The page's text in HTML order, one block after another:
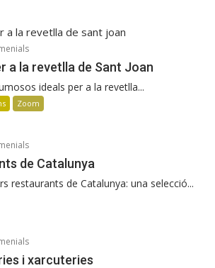
a la revetlla de Sant Joan
ideals per a la revetlla...
Zoom
de Catalunya
restaurants de Catalunya: una selecció...
i xarcuteries